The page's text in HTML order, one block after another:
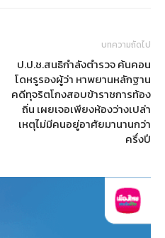
บทความถัดไป
ป.ป.ช.สนธิกำลังตำรวจ ค้นคอน
โดหรูรองผู้ว่า หาพยานหลักฐาน
คดีทุจริตโกงสอบข้าราชการท้อง
ถิ่น เผยเจอเพียงห้องว่างเปล่า
เหตุไม่มีคนอยู่อาศัยมานานกว่า
ครึ่งปี